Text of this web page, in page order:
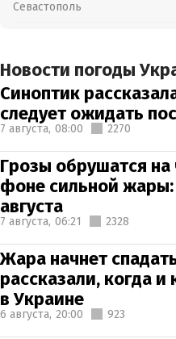
Севастополь
Новости погоды
Синоптик
следует ожидать
7 августа, 08:00 2270
Грозы обрушатся на
фоне сильной жары:
августа
7 августа, 06:21 2328
Жара начнет
рассказали, когда и
в Украине
6 августа, 20:00 923